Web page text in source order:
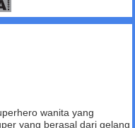
wanita yang
yang berasal dari gelang